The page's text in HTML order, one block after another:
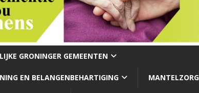
GRONINGER GEMEENTEN
EN BELANGENBEHARTIGING